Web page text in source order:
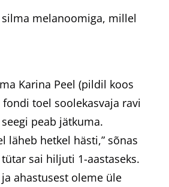
melanoomiga, millel
Karina Peel (pildil koos
fondi toel soolekasvaja ravi
peab jätkuma.
läheb hetkel hästi,” sõnas
sai hiljuti 1-aastaseks.
ja ahastusest oleme üle